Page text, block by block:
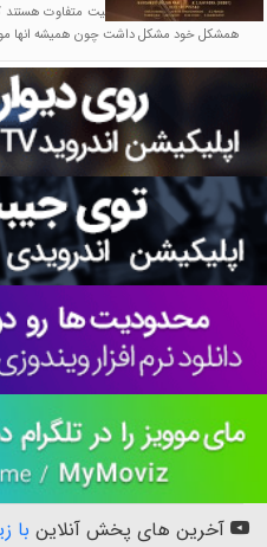
جی و لاو و کوزا سه شخصیت متفاوت هستند
همشکل خود مشکل داشت چون همیشه انها
آخرین های پخش آنلاین با